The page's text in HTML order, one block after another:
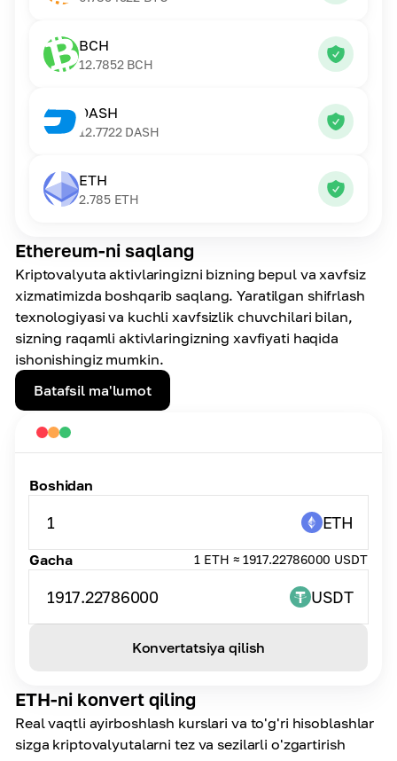
Ethereum-ni saqlang
Kriptovalyuta aktivlaringizni bizning bepul va xavfsiz
xizmatimizda boshqarib saqlang. Yaratilgan shifrlash
texnologiyasi va kuchli xavfsizlik chuvchilari bilan,
sizning raqamli aktivlaringizning xavfiyati haqida
ishonishingiz mumkin.
Batafsil ma'lumot
BCH
12.7852 BCH
DASH
12.7722 DASH
ETH
2.785 ETH
ETH-ni konvert qiling
Real vaqtli ayirboshlash kurslari va to'g'ri hisoblashlar
sizga kriptovalyutalarni tez va sezilarli o'zgartirish
Boshidan
1 ETH
Gacha 1 ETH ≈ 1917.22786000 USDT
1917.22786000 USDT
Konvertatsiya qilish